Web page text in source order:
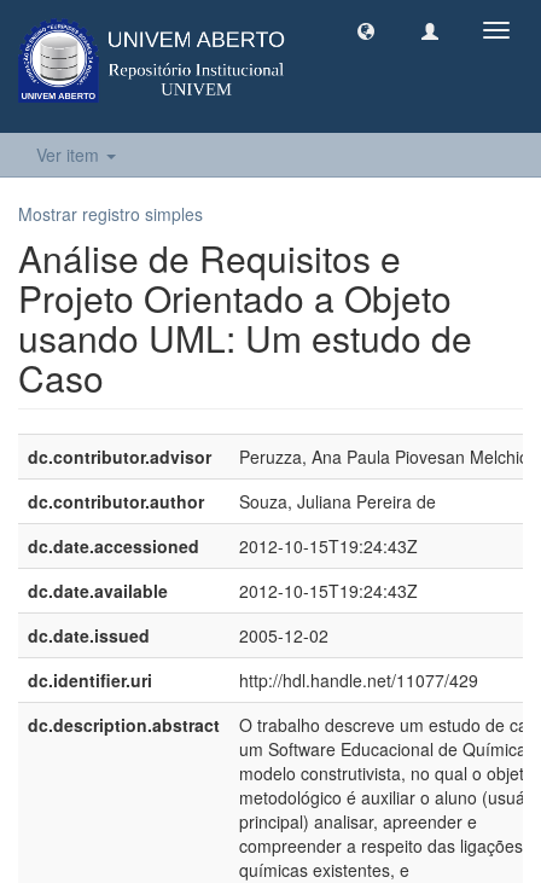
Ver item
Mostrar registro simples
Análise de Requisitos e
Projeto Orientado a Objeto
usando UML: Um estudo de
Caso
dc.contributor.advisor
Peruzza, Ana Paula Piovesan Melchiori
dc.contributor.author
Souza, Juliana Pereira de
dc.date.accessioned
2012-10-15T19:24:43Z
dc.date.available
2012-10-15T19:24:43Z
dc.date.issued
2005-12-02
dc.identifier.uri
http://hdl.handle.net/11077/429
dc.description.abstract
O trabalho descreve um estudo de
um Software Educacional de Química,
modelo construtivista, no qual o
metodológico é auxiliar o aluno
principal) analisar, apreender e
compreender a respeito das ligações
químicas existentes, e